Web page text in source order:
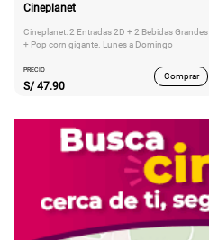
Cineplanet
Cineplanet: 2 Entradas 2D + 2 Bebidas Grandes
+ Pop corn gigante. Lunes a Domingo
PRECIO
S/ 47.90
Comprar